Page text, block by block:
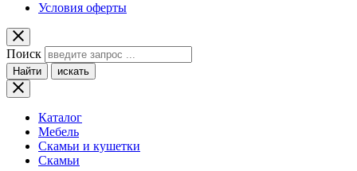
Условия оферты
Поиск
Найти искать
Каталог
Мебель
Скамьи и кушетки
Скамьи